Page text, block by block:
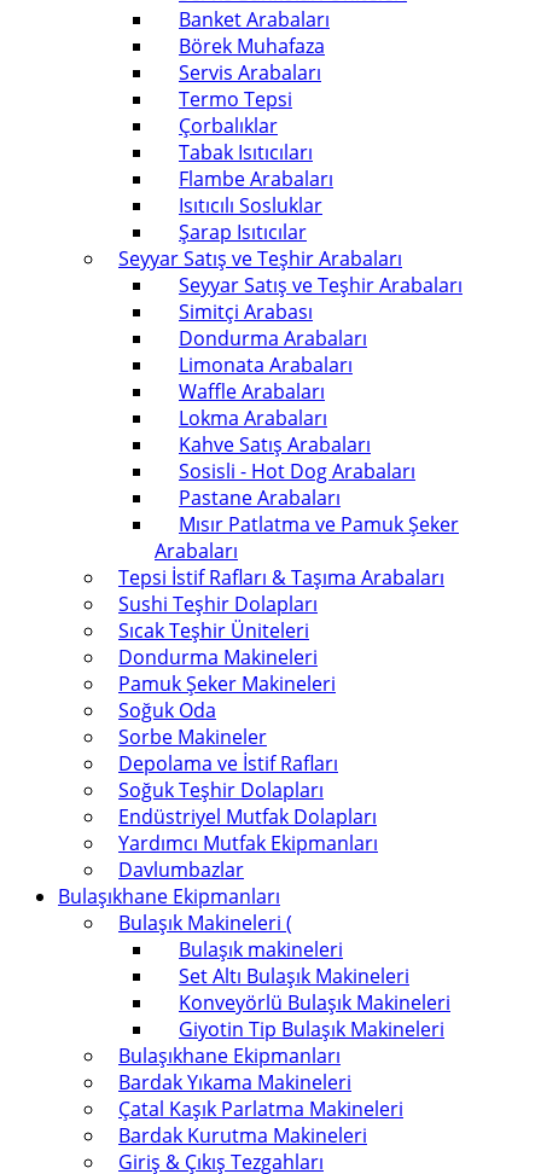
Banket Arabaları
Börek Muhafaza
Servis Arabaları
Termo Tepsi
Çorbalıklar
Tabak Isıtıcıları
Flambe Arabaları
Isıtıcılı Sosluklar
Şarap Isıtıcılar
Seyyar Satış ve Teşhir Arabaları
Seyyar Satış ve Teşhir Arabaları
Simitçi Arabası
Dondurma Arabaları
Limonata Arabaları
Waffle Arabaları
Lokma Arabaları
Kahve Satış Arabaları
Sosisli - Hot Dog Arabaları
Pastane Arabaları
Mısır Patlatma ve Pamuk Şeker
Arabaları
Tepsi İstif Rafları & Taşıma Arabaları
Sushi Teşhir Dolapları
Sıcak Teşhir Üniteleri
Dondurma Makineleri
Pamuk Şeker Makineleri
Soğuk Oda
Sorbe Makineler
Depolama ve İstif Rafları
Soğuk Teşhir Dolapları
Endüstriyel Mutfak Dolapları
Yardımcı Mutfak Ekipmanları
Davlumbazlar
Bulaşıkhane Ekipmanları
Bulaşık Makineleri (
Bulaşık makineleri
Set Altı Bulaşık Makineleri
Konveyörlü Bulaşık Makineleri
Giyotin Tip Bulaşık Makineleri
Bulaşıkhane Ekipmanları
Bardak Yıkama Makineleri
Çatal Kaşık Parlatma Makineleri
Bardak Kurutma Makineleri
Giriş & Çıkış Tezgahları